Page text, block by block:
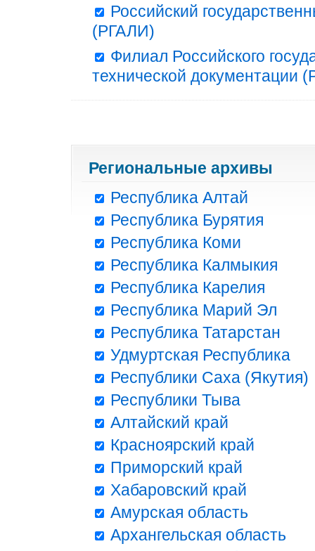
Российский
(РГАЛИ)
Филиал Российского
технической документации
Региональные архивы
Республика Алтай
Республика Бурятия
Республика Коми
Республика Калмыкия
Республика Карелия
Республика Марий Эл
Республика Татарстан
Удмуртская Республика
Республики Саха (Якутия)
Республики Тыва
Алтайский край
Красноярский край
Приморский край
Хабаровский край
Амурская область
Архангельская область